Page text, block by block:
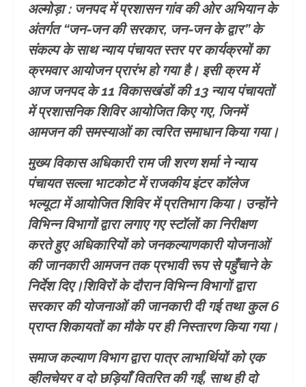
अल्मोड़ा : जनपद में प्रशासन गांव की ओर अभियान के
अंतर्गत “जन-जन की सरकार, जन-जन के द्वार” के
संकल्प के साथ न्याय पंचायत स्तर पर कार्यक्रमों का
क्रमवार आयोजन प्रारंभ हो गया है। इसी क्रम में
आज जनपद के 11 विकासखंडों की 13 न्याय पंचायतों
में प्रशासनिक शिविर आयोजित किए गए, जिनमें
आमजन की समस्याओं का त्वरित समाधान किया गया।
मुख्य विकास अधिकारी राम जी शरण शर्मा ने न्याय
पंचायत सल्ला भाटकोट में राजकीय इंटर कॉलेज
भल्यूटा में आयोजित शिविर में प्रतिभाग किया। उन्होंने
विभिन्न विभागों द्वारा लगाए गए स्टॉलों का निरीक्षण
करते हुए अधिकारियों को जनकल्याणकारी योजनाओं
की जानकारी आमजन तक प्रभावी रूप से पहुँचाने के
निर्देश दिए।शिविरों के दौरान विभिन्न विभागों द्वारा
सरकार की योजनाओं की जानकारी दी गई तथा कुल 6
प्राप्त शिकायतों का मौके पर ही निस्तारण किया गया।
समाज कल्याण विभाग द्वारा पात्र लाभार्थियों को एक
व्हीलचेयर व दो छड़ियाँ वितरित की गईं, साथ ही दो